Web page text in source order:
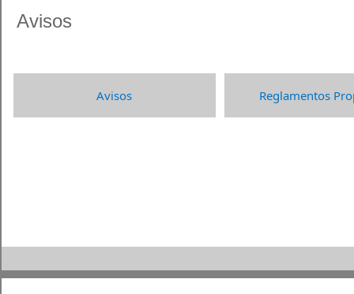
Avisos
Avisos​ Reglamentos